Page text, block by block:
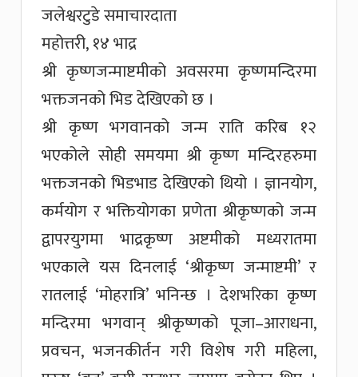
जलेश्वरटुडे समाचारदाता
महोत्तरी, १४ भाद्र
श्री कृष्णजन्माष्टमीको अवसरमा कृष्णमन्दिरमा
भक्तजनको भिड देखिएको छ ।
श्री कृष्ण भगवानको जन्म राति करिब १२
भएकोले सोही समयमा श्री कृष्ण मन्दिरहरुमा
भक्तजनको भिडभाड देखिएको थियो । ज्ञानयोग,
कर्मयोग र भक्तियोगका प्रणेता श्रीकृष्णको जन्म
द्वापरयुगमा भाद्रकृष्ण अष्टमीको मध्यरातमा
भएकाले यस दिनलाई ‘श्रीकृष्ण जन्माष्टमी’ र
रातलाई ‘मोहरात्रि’ भनिन्छ । देशभरिका कृष्ण
मन्दिरमा भगवान् श्रीकृष्णको पूजा–आराधना,
प्रवचन, भजनकीर्तन गरी विशेष गरी महिला,